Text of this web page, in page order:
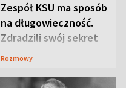
Zespół KSU ma sposób
na długowieczność.
Zdradzili swój sekret
Rozmowy